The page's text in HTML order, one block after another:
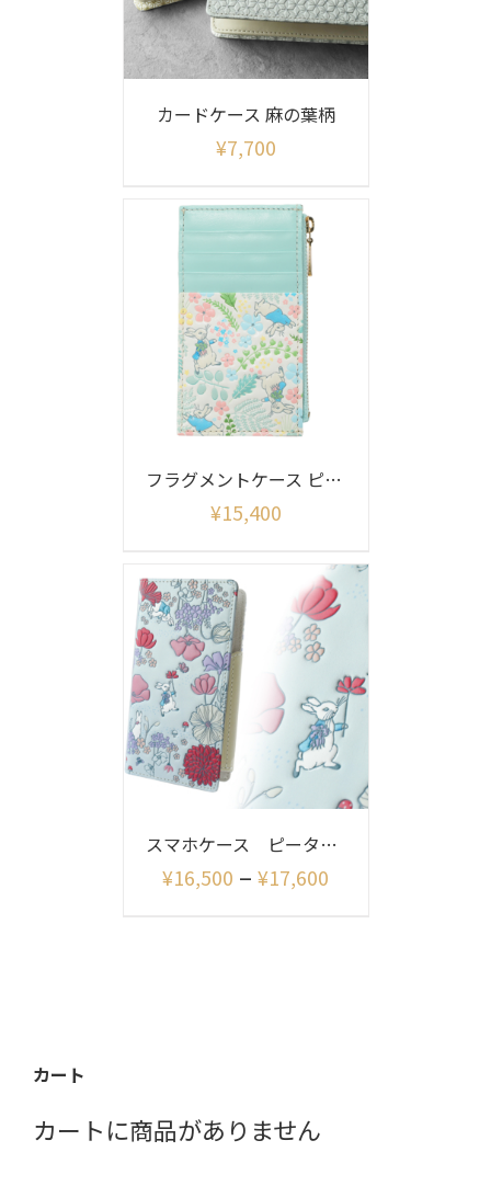
カードケース 麻の葉柄
¥7,700
フラグメントケース ピーターラビット イングリッシュガーデン柄
¥15,400
スマホケース ピーターラビット リニアメドウ
¥16,500 – ¥17,600
カート
カートに商品がありません